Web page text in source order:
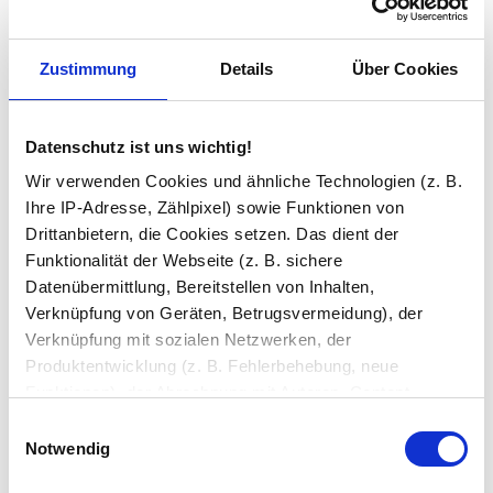
Zustimmung Details Über Cookies
Datenschutz ist uns wichtig!
Wir verwenden Cookies und ähnliche Technologien (z. B.
Ihre IP-Adresse, Zählpixel) sowie Funktionen von
Drittanbietern, die Cookies setzen. Das dient der
Funktionalität der Webseite (z. B. sichere
Datenübermittlung, Bereitstellen von Inhalten,
Verknüpfung von Geräten, Betrugsvermeidung), der
Verknüpfung mit sozialen Netzwerken, der
Produktentwicklung (z. B. Fehlerbehebung, neue
(z. B. Ladezeiten, personalisierte Inhalte,
Notwendig
Klimaanlagen
Mobile Klimaanlagen
Zubehör